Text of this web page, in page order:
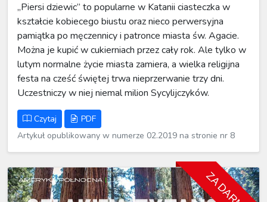
„Piersi dziewic” to popularne w Katanii ciasteczka w
kształcie kobiecego biustu oraz nieco perwersyjna
pamiątka po męczennicy i patronce miasta św. Agacie.
Można je kupić w cukierniach przez cały rok. Ale tylko w
lutym normalne życie miasta zamiera, a wielka religijna
festa na cześć świętej trwa nieprzerwanie trzy dni.
Uczestniczy w niej niemal milion Sycylijczyków.
Czytaj
PDF
Artykuł opublikowany w numerze 02.2019 na stronie nr 8